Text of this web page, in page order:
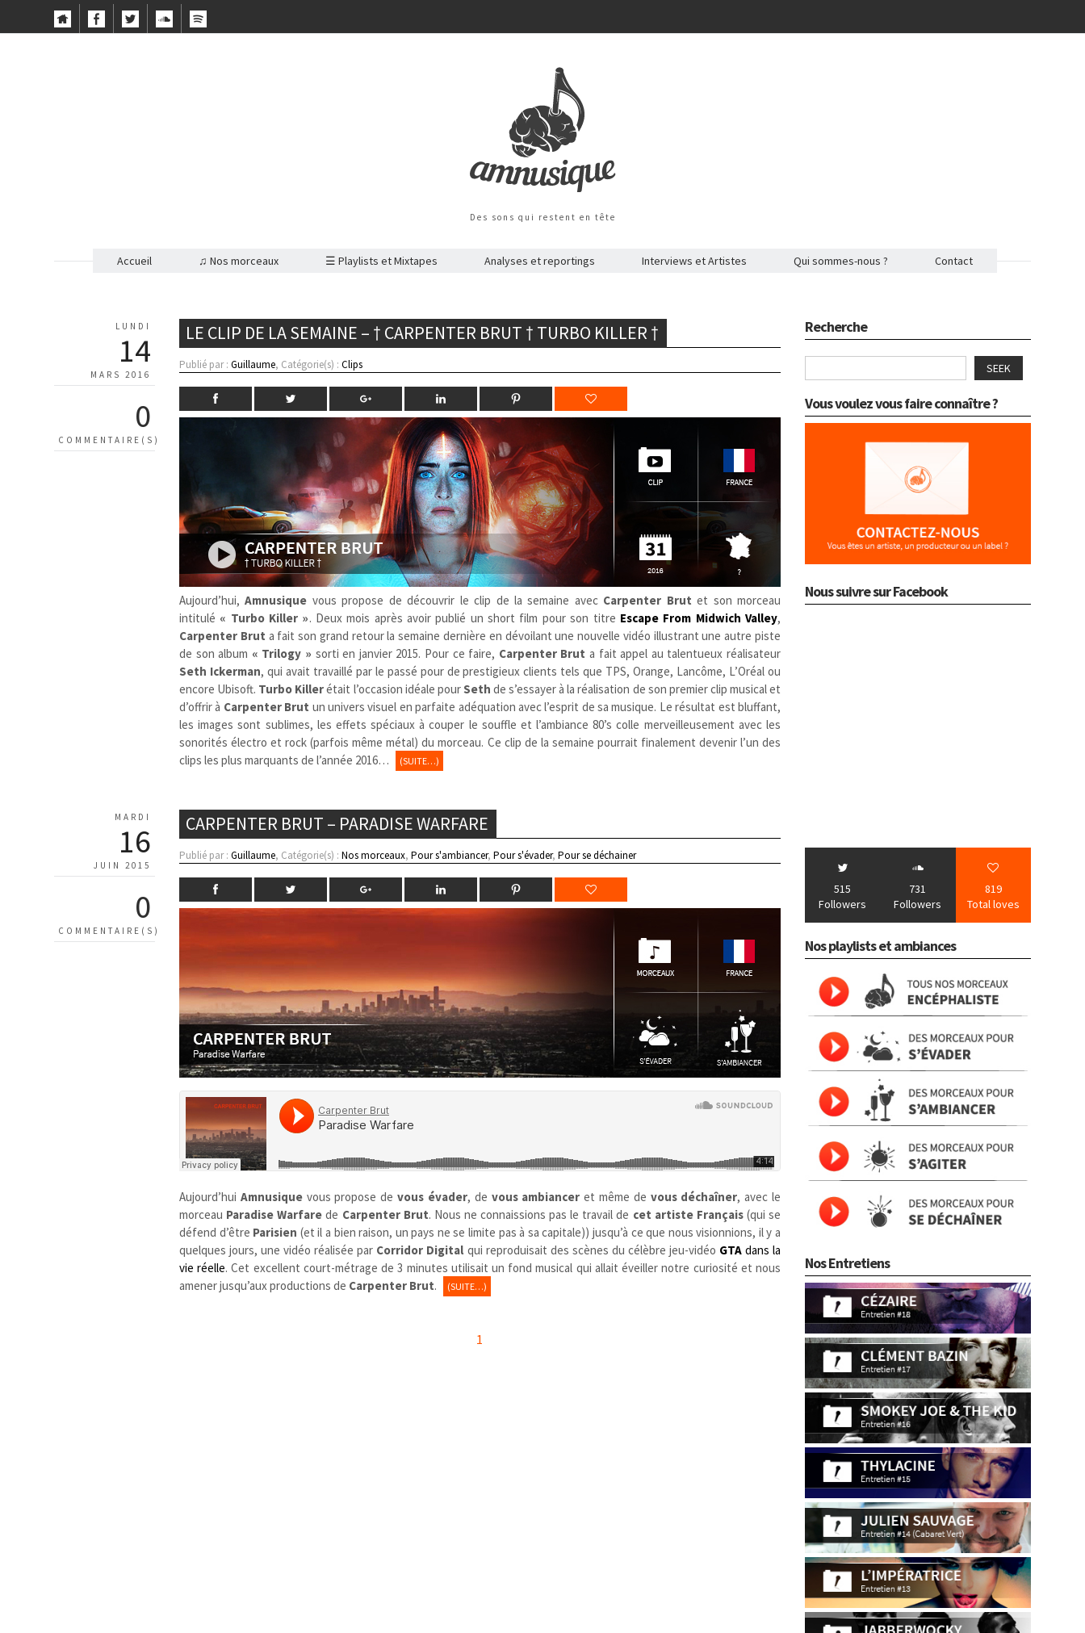
Des sons qui restent en tête
Accueil ♫ Nos morceaux ☰ Playlists et Mixtapes Analyses et reportings Interviews et Artistes Qui sommes-nous ? Contact
LUNDI
14
MARS 2016
0
COMMENTAIRE(S)
LE CLIP DE LA SEMAINE – † CARPENTER BRUT † TURBO KILLER †
Publié par :Guillaume, Catégorie(s) :Clips
Aujourd’hui,Amnusique vous propose de découvrir le clip de la semaine avec Carpenter Brutet son morceau
intitulé « Turbo Killer ». Deux mois après avoir publié un short film pour son titre Escape From Midwich Valley,
Carpenter Brut a fait son grand retour la semaine dernière en dévoilant une nouvelle vidéo illustrant une autre piste
de son album « Trilogy » sorti en janvier 2015. Pour ce faire, Carpenter Brut a fait appel au talentueux réalisateur
Seth Ickerman, qui avait travaillé par le passé pour de prestigieux clients tels que TPS, Orange, Lancôme, L’Oréal ou
encore Ubisoft. Turbo Killerétait l’occasion idéale pourSeth de s’essayer à la réalisation de son premier clip musical et
d’offrir à Carpenter Brut un univers visuel en parfaite adéquation avec l’esprit de sa musique. Le résultat est bluffant,
les images sont sublimes, les effets spéciaux à couper le souffle et l’ambiance 80’s colle merveilleusement avec les
sonorités électro et rock (parfois même métal) du morceau. Ce clip de la semaine pourrait finalement devenir l’un des
clips les plus marquants de l’année 2016…
(SUITE…)
MARDI
16
JUIN 2015
0
COMMENTAIRE(S)
CARPENTER BRUT – PARADISE WARFARE
Publié par :Guillaume, Catégorie(s) :Nos morceaux,Pour s'ambiancer,Pour s'évader,Pour se déchainer
Aujourd’hui Amnusiquevous propose devous évader, de vous ambiancer et même de vous déchaîner, avec le
morceau Paradise Warfare de Carpenter Brut. Nous ne connaissions pas le travail de cet artiste Français (qui se
défend d’être Parisien (et il a bien raison, un pays ne se limite pas à sa capitale)) jusqu’à ce que nous visionnions, il y a
quelques jours, une vidéo réalisée par Corridor Digital qui reproduisait des scènes du célèbre jeu-vidéo GTAdans la
vie réelle. Cet excellent court-métrage de 3 minutes utilisait un fond musical qui allait éveiller notre curiosité et nous
amener jusqu’aux productions de Carpenter Brut. (SUITE…)
1
Recherche
SEEK
Vous voulez vous faire connaître ?
Nous suivre sur Facebook
515
Followers
731
Followers
819
Total loves
Nos playlists et ambiances
Nos Entretiens